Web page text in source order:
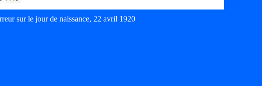
sur le jour de naissance, 22 avril 1920